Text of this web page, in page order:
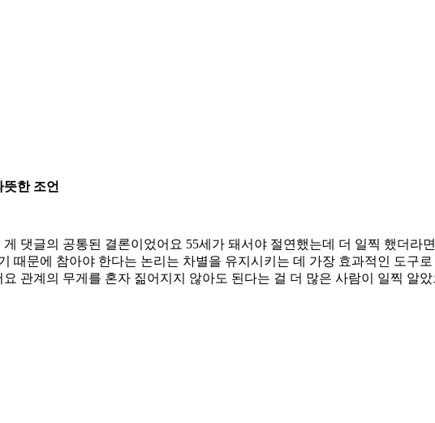
한 조언
댓글의 공통된 결론이었어요 55세가 돼서야 절연했는데 더 일찍 했더라
때문에 참아야 한다는 논리는 차별을 유지시키는 데 가장 효과적인 도구
관계의 무게를 혼자 짊어지지 않아도 된다는 걸 더 많은 사람이 일찍 알